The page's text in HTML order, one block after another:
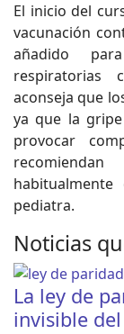
El inicio del
vacunación
añadido
respiratorias
aconseja que
ya que la
provocar
pediatra.
Noticias
La ley de
invisible